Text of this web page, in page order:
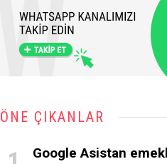
ÖNE ÇIKANLAR
Google Asistan